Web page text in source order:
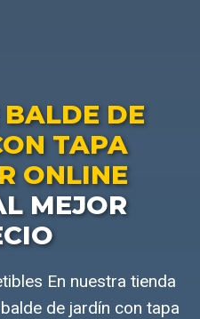
BALDE DE
TAPA
ONLINE
MEJOR
En nuestra tienda
de jardín con tapa